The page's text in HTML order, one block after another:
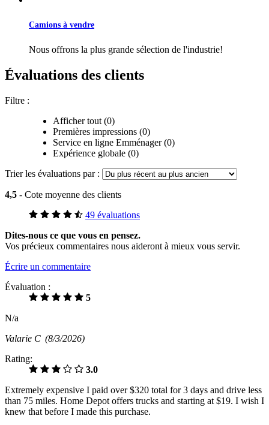
Camions à vendre
Nous offrons la plus grande sélection de l'industrie!
Évaluations des clients
Filtre :
Afficher tout (0)
Premières impressions (0)
Service en ligne Emménager (0)
Expérience globale (0)
Trier les évaluations par :
4,5 - Cote moyenne des clients
49 évaluations
Dites-nous ce que vous en pensez.
Vos précieux commentaires nous aideront à mieux vous servir.
Écrire un commentaire
Évaluation :
5
N/a
Valarie C (8/3/2026)
Rating:
3.0
Extremely expensive I paid over $320 total for 3 days and drive less
than 75 miles. Home Depot offers trucks and starting at $19. I wish I
knew that before I made this purchase.